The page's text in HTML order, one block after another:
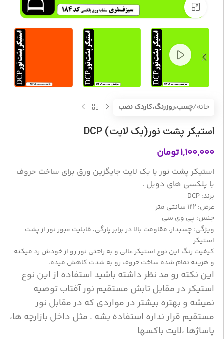
بزرگنمایی تصویر
خانه چسب،روزرنگ،کاردک نصب
استیکر پشت نور(بک لایت) DCP
۱,۱۰۰,۰۰۰تومان
استیکر پشت نور یا بک لایت جایگزین ورق برای ساخت حروف
با پلکسی های دوبل .
برند: DCP
عرض: ۱۲۲ سانتی متر
جنس: پی وی سی
ویژگی: چسبدار، مقاومت بالا در برابر پارگی، قابلیت عبور نور از پشت
استیکر
کیفیت رنگ این نوع استیکر عالی و به راحتی نور رو از خودش رد میکنه
و هزینه تمام شده ساخت حروف رو به شدت کاهش میده.
این نکته رو مد نظر داشته باشید استفاده از این نوع
استیکر در مقابل تابش مستقیم نور آفتاب توصیه
نمیشه و بهتره بیشتر در مواردی که در مقابل نور
مستقیم قرار نداره استفاده بشه . مثل داخل بازارچه ها،
پاساژها ،لایت باکسها